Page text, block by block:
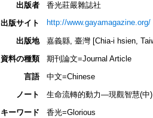
出版者
香光莊嚴雜誌社
出版サイト
http://www.gayamagazine.org/
出版地
嘉義縣, 臺灣 [Chia-i hsien,
資料の種類
期刊論文=Journal Article
言語
中文=Chinese
ノート
生命流轉的動力—現觀智慧(中
キーワード
香光=Glorious